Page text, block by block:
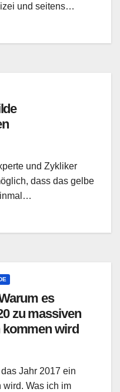
und seitens…
und Zykliker
dass das gelbe
es
zu massiven
wird
Jahr 2017 ein
Was ich im